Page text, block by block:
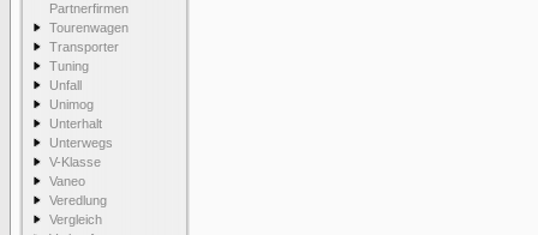
Partnerfirmen
Tourenwagen
Transporter
Tuning
Unfall
Unimog
Unterhalt
Unterwegs
V-Klasse
Vaneo
Veredlung
Vergleich